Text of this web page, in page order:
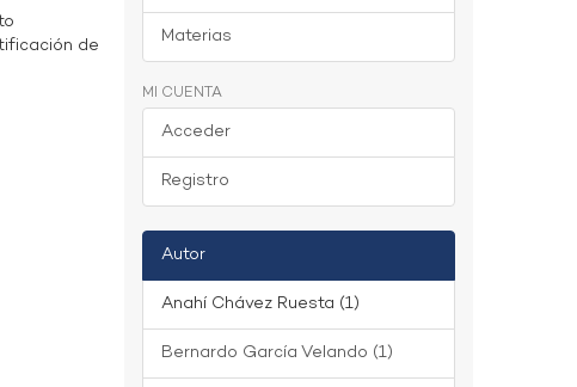
de
Materias
MI CUENTA
Acceder
Registro
Autor
Anahí Chávez Ruesta (1)
Bernardo García Velando (1)